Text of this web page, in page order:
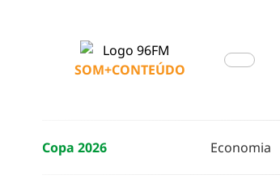
SOM+CONTEÚDO
Copa 2026 Economia